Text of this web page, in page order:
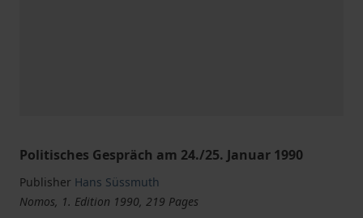
Politisches Gespräch am 24./25. Januar 1990
Publisher Hans Süssmuth
Nomos, 1. Edition 1990, 219 Pages